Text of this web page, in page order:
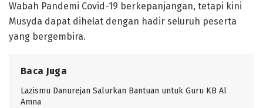
Wabah Pandemi Covid-19 berkepanjangan, tetapi kini
Musyda dapat dihelat dengan hadir seluruh peserta
yang bergembira.
Baca Juga
Lazismu Danurejan Salurkan Bantuan untuk Guru KB Al
Amna